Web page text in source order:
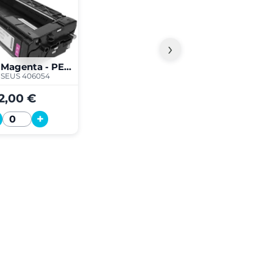
SPC220 Magenta - PERSEUS
406054
€
Quantité
+
›